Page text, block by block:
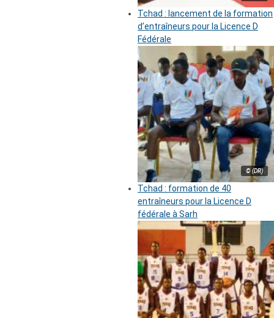
Tchad : lancement de la formation
d’entraîneurs pour la Licence D
Fédérale
© (DR)
Tchad : formation de 40
entraîneurs pour la Licence D
fédérale à Sarh